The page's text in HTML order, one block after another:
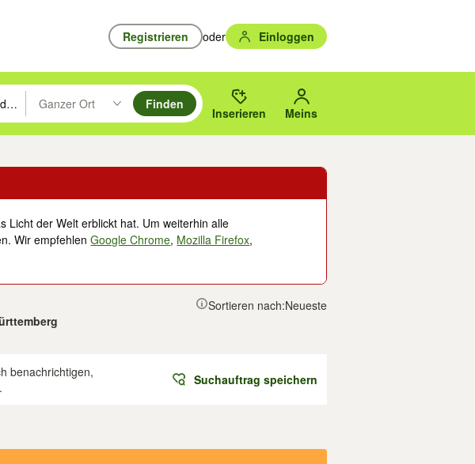
Registrieren oder Einloggen
nach oben/unten durchsuchen und mit Eingabetaste auswählen.
Eingabetaste drücken um zu suchen, oder Vorschläge mit den Pfeiltasten nach oben/
Ganzer Ort
Suche im Umkreis des gewählten Orts oder PLZ.
Finden
Inserieren Meins
Licht der Welt erblickt hat. Um weiterhin alle
Wir empfehlenGoogle Chrome, Mozilla Firefox,
Sortieren nach:Neueste
benachrichtigen,
Suchauftrag speichern